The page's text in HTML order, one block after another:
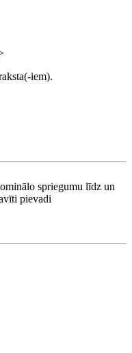
iem).
spriegumu līdz un
pievadi